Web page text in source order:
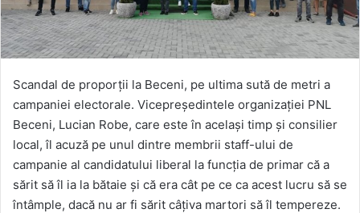
Scandal de proporții la Beceni, pe ultima sută de metri a
campaniei electorale. Vicepreședintele organizației PNL
Beceni, Lucian Robe, care este în același timp și consilier
local, îl acuză pe unul dintre membrii staff-ului de
campanie al candidatului liberal la funcția de primar că a
sărit să îl ia la bătaie și că era cât pe ce ca acest lucru să se
întâmple, dacă nu ar fi sărit câțiva martori să îl tempereze.